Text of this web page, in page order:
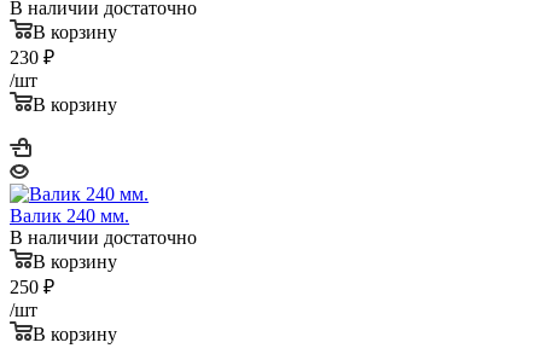
В наличии достаточно
В корзину
230 ₽
/шт
В корзину
Валик 240 мм.
В наличии достаточно
В корзину
250 ₽
/шт
В корзину